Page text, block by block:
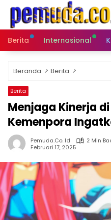
Langsung
konten
Berita
Internasional
Beranda Berita
Berita
Menjaga Kinerja
Kemenpora
Pemuda.co. Id
2 Min
Februari 17, 2025